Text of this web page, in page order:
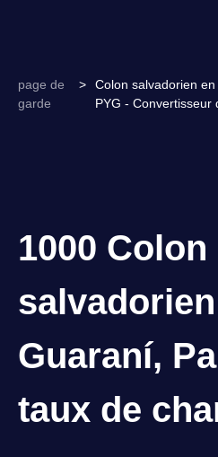
page de
garde
>
Colon salvadorien
PYG - Convertisseur
1000 Colon
Guaraní,
taux de